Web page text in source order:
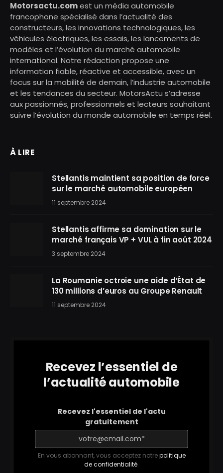
Motorsactu.comest un média automobile
francophone spécialisé dans l’actualité des
constructeurs, les innovations technologiques, les
véhicules électriques, les essais, les lancements de
modèles et l’évolution du marché automobile
international. Notre rédaction propose une
information fiable, réactive et accessible, avec un
focus sur la mobilité de demain, l’industrie automobile
et les tendances du secteur. MotorsActu s’adresse
aux passionnés, professionnels et lecteurs souhaitant
suivre l’évolution du monde automobile en temps réel.
À LIRE
Stellantis maintient sa position de force
sur le marché automobile européen
11 septembre 2024
Stellantis affirme sa domination sur le
marché français VP + VUL à fin août 2024
3 septembre 2024
La Roumanie octroie une aide d’État de
130 millions d’euros au Groupe Renault
11 septembre 2024
Recevez l’essentiel de
l’actualité automobile
Recevez l'essentiel de l'actu
gratuitement
En vous abonnant, vous acceptez notrepolitique
de confidentialité.